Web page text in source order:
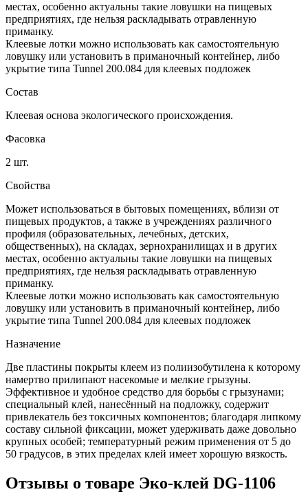
местах, особенно актуальны такие ловушки на пищевых
предприятиях, где нельзя раскладывать отравленную
приманку.
Клеевые лотки можно использовать как самостоятельную
ловушку или установить в приманочный контейнер, либо
укрытие типа Tunnel 200.084 для клеевых подложек
Состав
Клеевая основа экологического происхождения.
Фасовка
2 шт.
Свойства
Может использоваться в бытовых помещениях, вблизи от
пищевых продуктов, а также в учреждениях различного
профиля (образовательных, лечебных, детских,
общественных), на складах, зернохранилищах и в других
местах, особенно актуальны такие ловушки на пищевых
предприятиях, где нельзя раскладывать отравленную
приманку.
Клеевые лотки можно использовать как самостоятельную
ловушку или установить в приманочный контейнер, либо
укрытие типа Tunnel 200.084 для клеевых подложек
Назначение
Две пластины покрыты клеем из полиизобутилена к которому
намертво прилипают насекомые и мелкие грызуны.
Эффективное и удобное средство для борьбы с грызунами;
специальный клей, нанесённый на подложку, содержит
привлекатель без токсичных компонентов; благодаря липкому
составу сильной фиксации, может удерживать даже довольно
крупных особей; температурный режим применения от 5 до
50 градусов, в этих пределах клей имеет хорошую вязкость.
Отзывы о товаре Эко-клей DG-1106